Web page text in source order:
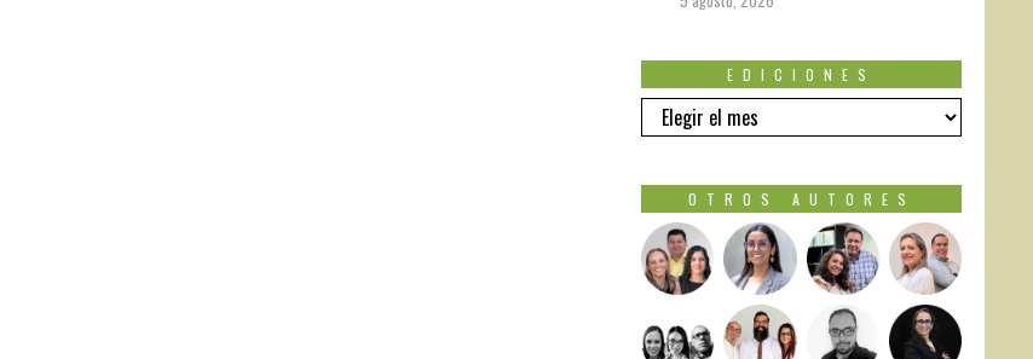
EDICIONES
EDICIONES
OTROS AUTORES